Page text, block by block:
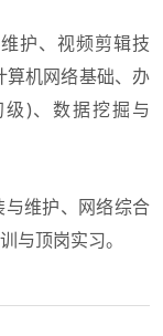
护、视频剪辑技
算机网络基础、办
)、数据挖掘与
维护、网络综合
与顶岗实习。